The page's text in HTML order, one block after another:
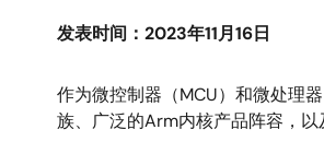
发表时间：2023年11月16日
作为微控制器（MCU）和微处理
族、广泛的Arm内核产品阵容，